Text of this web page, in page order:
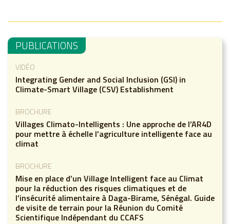
PUBLICATIONS
VIDÉO
Integrating Gender and Social Inclusion (GSI) in
Climate-Smart Village (CSV) Establishment
BROCHURE
Villages Climato-Intelligents : Une approche de l’AR4D
pour mettre à échelle l’agriculture intelligente face au
climat
BROCHURE
Mise en place d’un Village Intelligent face au Climat
pour la réduction des risques climatiques et de
l’insécurité alimentaire à Daga-Birame, Sénégal. Guide
de visite de terrain pour la Réunion du Comité
Scientifique Indépendant du CCAFS